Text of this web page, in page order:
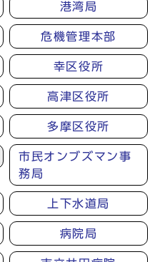
港湾局
危機管理本部
幸区役所
高津区役所
多摩区役所
市民オンブズマン事
務局
上下水道局
病院局